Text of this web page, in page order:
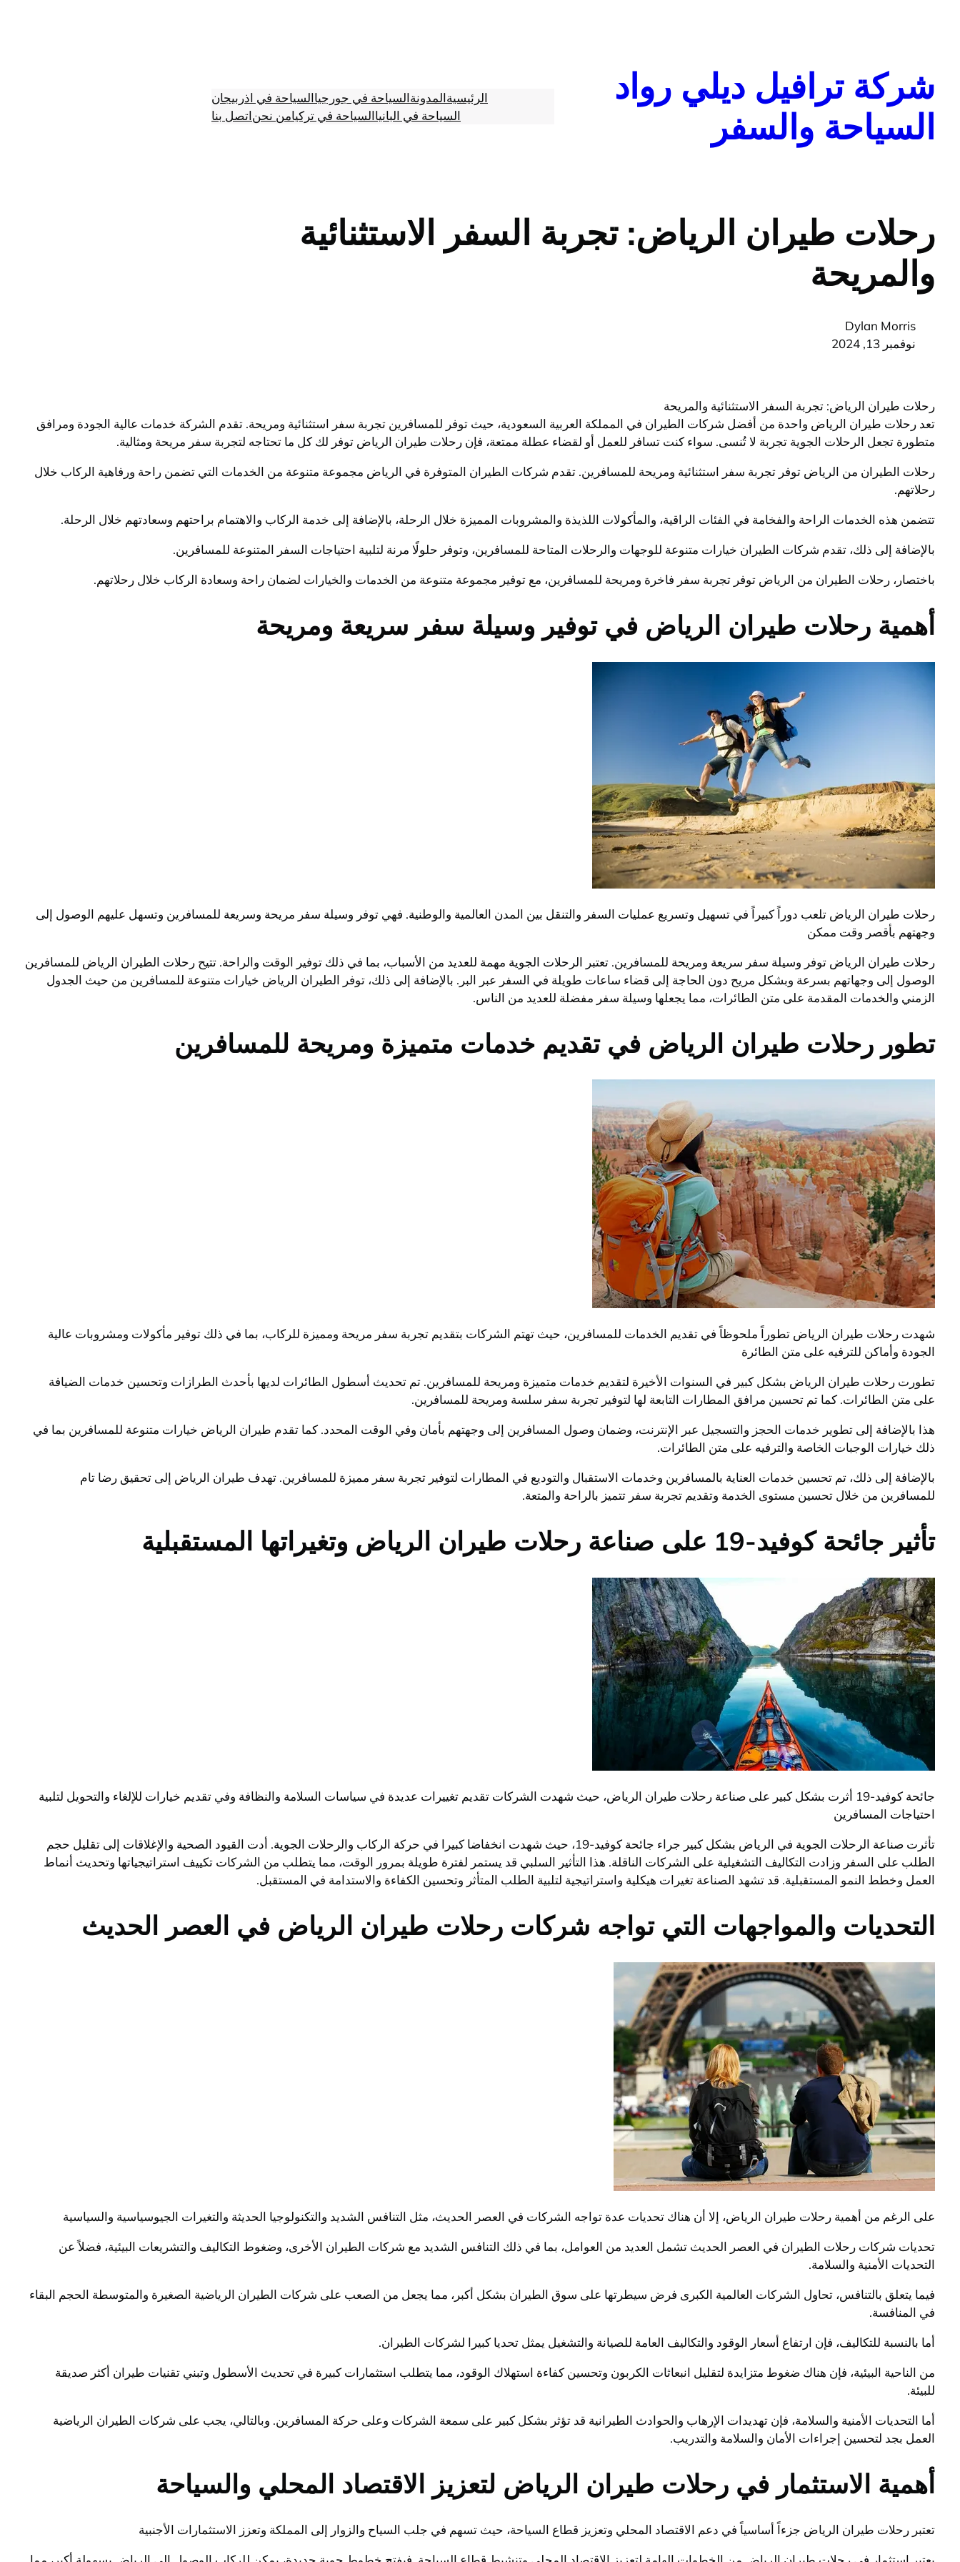
شركة ترافيل ديلي رواد
السياحة والسفر
الرئيسيةالمدونةالسياحة في جورجياالسياحة في اذربيجان
السياحة في البانياالسياحة في تركيامن نحناتصل بنا
رحلات طيران الرياض: تجربة السفر الاستثنائية
والمريحة
Dylan Morris
نوفمبر 13, 2024
رحلات طيران الرياض: تجربة السفر الاستثنائية والمريحة
تعد رحلات طيران الرياض واحدة من أفضل شركات الطيران في المملكة العربية السعودية، حيث توفر للمسافرين تجربة سفر استثنائية ومريحة. تقدم الشركة خدمات عالية الجودة ومرافق
متطورة تجعل الرحلات الجوية تجربة لا تُنسى. سواء كنت تسافر للعمل أو لقضاء عطلة ممتعة، فإن رحلات طيران الرياض توفر لك كل ما تحتاجه لتجربة سفر مريحة ومثالية.
رحلات الطيران من الرياض توفر تجربة سفر استثنائية ومريحة للمسافرين. تقدم شركات الطيران المتوفرة في الرياض مجموعة متنوعة من الخدمات التي تضمن راحة ورفاهية الركاب خلال
رحلاتهم.
تتضمن هذه الخدمات الراحة والفخامة في الفئات الراقية، والمأكولات اللذيذة والمشروبات المميزة خلال الرحلة، بالإضافة إلى خدمة الركاب والاهتمام براحتهم وسعادتهم خلال الرحلة.
بالإضافة إلى ذلك، تقدم شركات الطيران خيارات متنوعة للوجهات والرحلات المتاحة للمسافرين، وتوفر حلولًا مرنة لتلبية احتياجات السفر المتنوعة للمسافرين.
باختصار، رحلات الطيران من الرياض توفر تجربة سفر فاخرة ومريحة للمسافرين، مع توفير مجموعة متنوعة من الخدمات والخيارات لضمان راحة وسعادة الركاب خلال رحلاتهم.
أهمية رحلات طيران الرياض في توفير وسيلة سفر سريعة ومريحة
رحلات طيران الرياض تلعب دوراً كبيراً في تسهيل وتسريع عمليات السفر والتنقل بين المدن العالمية والوطنية. فهي توفر وسيلة سفر مريحة وسريعة للمسافرين وتسهل عليهم الوصول إلى
وجهتهم بأقصر وقت ممكن
رحلات طيران الرياض توفر وسيلة سفر سريعة ومريحة للمسافرين. تعتبر الرحلات الجوية مهمة للعديد من الأسباب، بما في ذلك توفير الوقت والراحة. تتيح رحلات الطيران الرياض للمسافرين
الوصول إلى وجهاتهم بسرعة وبشكل مريح دون الحاجة إلى قضاء ساعات طويلة في السفر عبر البر. بالإضافة إلى ذلك، توفر الطيران الرياض خيارات متنوعة للمسافرين من حيث الجدول
الزمني والخدمات المقدمة على متن الطائرات، مما يجعلها وسيلة سفر مفضلة للعديد من الناس.
تطور رحلات طيران الرياض في تقديم خدمات متميزة ومريحة للمسافرين
شهدت رحلات طيران الرياض تطوراً ملحوظاً في تقديم الخدمات للمسافرين، حيث تهتم الشركات بتقديم تجربة سفر مريحة ومميزة للركاب، بما في ذلك توفير مأكولات ومشروبات عالية
الجودة وأماكن للترفيه على متن الطائرة
تطورت رحلات طيران الرياض بشكل كبير في السنوات الأخيرة لتقديم خدمات متميزة ومريحة للمسافرين. تم تحديث أسطول الطائرات لديها بأحدث الطرازات وتحسين خدمات الضيافة
على متن الطائرات. كما تم تحسين مرافق المطارات التابعة لها لتوفير تجربة سفر سلسة ومريحة للمسافرين.
هذا بالإضافة إلى تطوير خدمات الحجز والتسجيل عبر الإنترنت، وضمان وصول المسافرين إلى وجهتهم بأمان وفي الوقت المحدد. كما تقدم طيران الرياض خيارات متنوعة للمسافرين بما في
ذلك خيارات الوجبات الخاصة والترفيه على متن الطائرات.
بالإضافة إلى ذلك، تم تحسين خدمات العناية بالمسافرين وخدمات الاستقبال والتوديع في المطارات لتوفير تجربة سفر مميزة للمسافرين. تهدف طيران الرياض إلى تحقيق رضا تام
للمسافرين من خلال تحسين مستوى الخدمة وتقديم تجربة سفر تتميز بالراحة والمتعة.
تأثير جائحة كوفيد-19 على صناعة رحلات طيران الرياض وتغيراتها المستقبلية
جائحة كوفيد-19 أثرت بشكل كبير على صناعة رحلات طيران الرياض، حيث شهدت الشركات تقديم تغييرات عديدة في سياسات السلامة والنظافة وفي تقديم خيارات للإلغاء والتحويل لتلبية
احتياجات المسافرين
تأثرت صناعة الرحلات الجوية في الرياض بشكل كبير جراء جائحة كوفيد-19، حيث شهدت انخفاضا كبيرا في حركة الركاب والرحلات الجوية. أدت القيود الصحية والإغلاقات إلى تقليل حجم
الطلب على السفر وزادت التكاليف التشغيلية على الشركات الناقلة. هذا التأثير السلبي قد يستمر لفترة طويلة بمرور الوقت، مما يتطلب من الشركات تكييف استراتيجياتها وتحديث أنماط
العمل وخطط النمو المستقبلية. قد تشهد الصناعة تغيرات هيكلية واستراتيجية لتلبية الطلب المتأثر وتحسين الكفاءة والاستدامة في المستقبل.
التحديات والمواجهات التي تواجه شركات رحلات طيران الرياض في العصر الحديث
على الرغم من أهمية رحلات طيران الرياض، إلا أن هناك تحديات عدة تواجه الشركات في العصر الحديث، مثل التنافس الشديد والتكنولوجيا الحديثة والتغيرات الجيوسياسية والسياسية
تحديات شركات رحلات الطيران في العصر الحديث تشمل العديد من العوامل، بما في ذلك التنافس الشديد مع شركات الطيران الأخرى، وضغوط التكاليف والتشريعات البيئية، فضلاً عن
التحديات الأمنية والسلامة.
فيما يتعلق بالتنافس، تحاول الشركات العالمية الكبرى فرض سيطرتها على سوق الطيران بشكل أكبر، مما يجعل من الصعب على شركات الطيران الرياضية الصغيرة والمتوسطة الحجم البقاء
في المنافسة.
أما بالنسبة للتكاليف، فإن ارتفاع أسعار الوقود والتكاليف العامة للصيانة والتشغيل يمثل تحديا كبيرا لشركات الطيران.
من الناحية البيئية، فإن هناك ضغوط متزايدة لتقليل انبعاثات الكربون وتحسين كفاءة استهلاك الوقود، مما يتطلب استثمارات كبيرة في تحديث الأسطول وتبني تقنيات طيران أكثر صديقة
للبيئة.
أما التحديات الأمنية والسلامة، فإن تهديدات الإرهاب والحوادث الطيرانية قد تؤثر بشكل كبير على سمعة الشركات وعلى حركة المسافرين. وبالتالي، يجب على شركات الطيران الرياضية
العمل بجد لتحسين إجراءات الأمان والسلامة والتدريب.
أهمية الاستثمار في رحلات طيران الرياض لتعزيز الاقتصاد المحلي والسياحة
تعتبر رحلات طيران الرياض جزءاً أساسياً في دعم الاقتصاد المحلي وتعزيز قطاع السياحة، حيث تسهم في جلب السياح والزوار إلى المملكة وتعزز الاستثمارات الأجنبية